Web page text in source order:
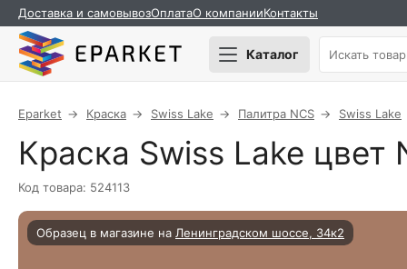
Доставка и самовывозОплатаО компанииКонтакты
Каталог
Eparket Краска Swiss Lake Палитра NCS Swiss Lake
Краска Swiss Lake цвет
Код товара: 524113
Образец в магазине на Ленинградском шоссе, 34к2